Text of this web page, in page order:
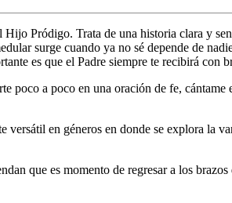
Pródigo. Trata de una historia clara y
surge cuando ya no sé depende de
es que el Padre siempre te recibirá con
poco a poco en una oración de fe,
en géneros en donde se explora la
que es momento de regresar a los